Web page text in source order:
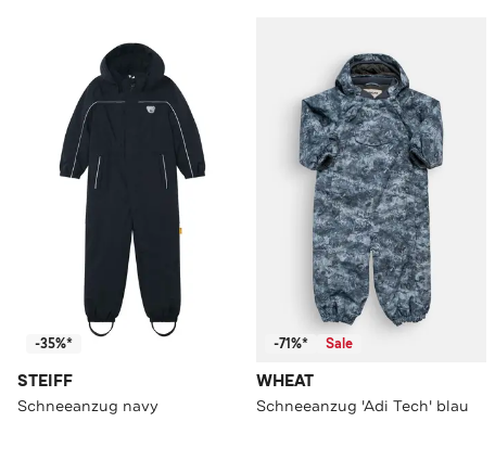
-35%*
STEIFF
Schneeanzug navy
-71%* Sale
WHEAT
Schneeanzug 'Adi Tech' blau